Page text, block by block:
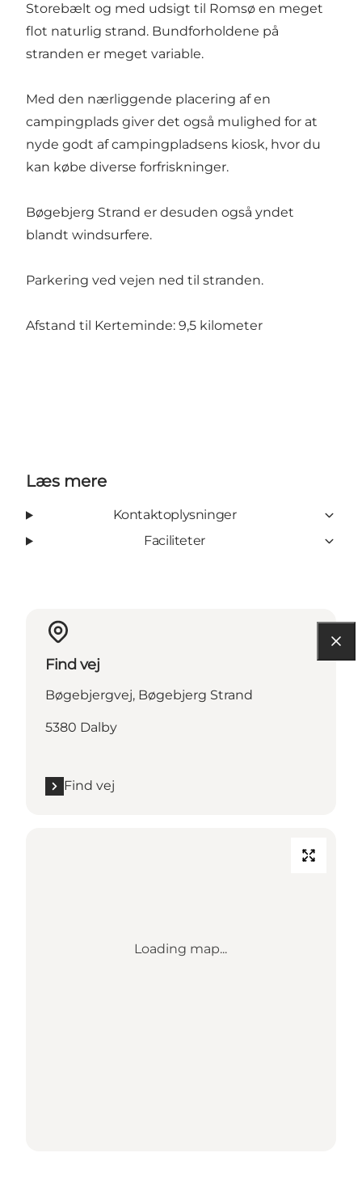
Storebælt og med udsigt til Romsø en meget
flot naturlig strand. Bundforholdene på
stranden er meget variable.
Med den nærliggende placering af en
campingplads giver det også mulighed for at
nyde godt af campingpladsens kiosk, hvor du
kan købe diverse forfriskninger.
Bøgebjerg Strand er desuden også yndet
blandt windsurfere.
Parkering ved vejen ned til stranden.
Afstand til Kerteminde: 9,5 kilometer
Læs mere
Kontaktoplysninger
Faciliteter
Find vej
Bøgebjergvej, Bøgebjerg Strand
5380 Dalby
Find vej
Loading map...